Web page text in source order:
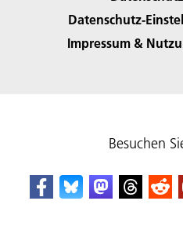
Datenschutz-
Impressum &
Besuchen